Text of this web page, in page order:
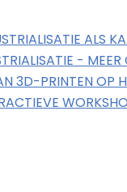
ALS
-
3D-PRINTEN OP